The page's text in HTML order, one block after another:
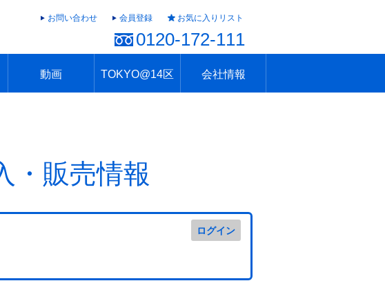
お問い合わせ 会員登録 お気に入りリスト
0120-172-111
プ
れ
産売買
動画 TOKYO@14区 会社情報
・販売情報
ログイン